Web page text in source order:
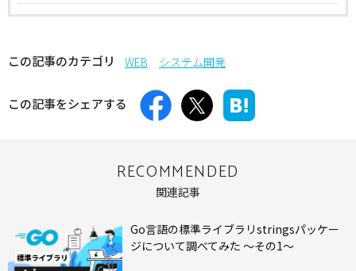
この記事のカテゴリ WEB システム開発
この記事をシェアする
RECOMMENDED
関連記事
Go言語の標準ライブラリstringsパッケー
ジについて調べてみた ～その1～